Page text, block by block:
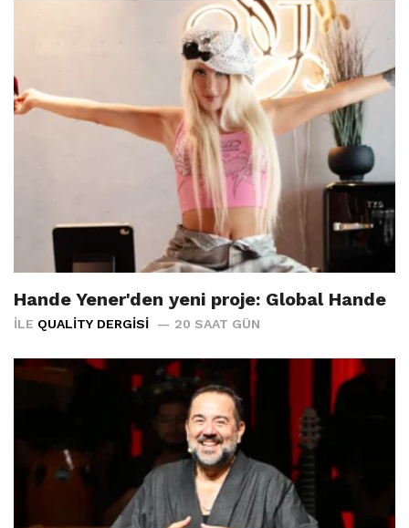
Hande Yener'den yeni proje: Global Hande
İLE QUALITY DERGISI 20 SAAT GÜN